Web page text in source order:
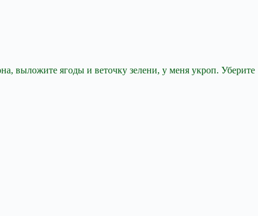
выложите ягоды и веточку зелени, у меня укроп. Уберите